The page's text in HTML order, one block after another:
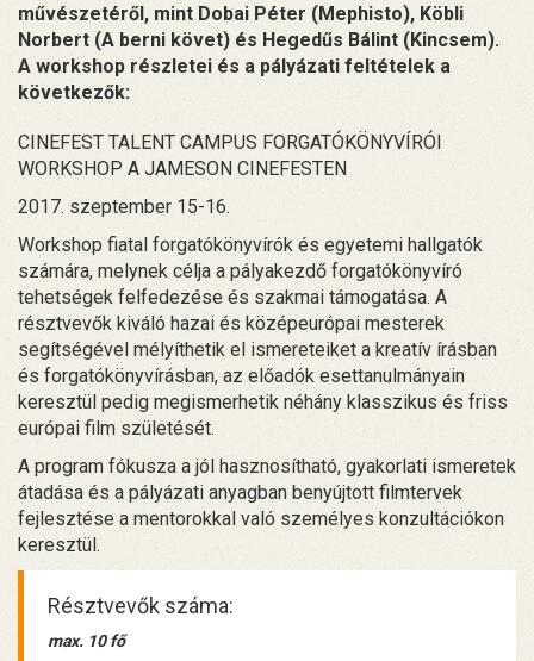
művészetéről, mint Dobai Péter (Mephisto), Köbli
Norbert (A berni követ) és Hegedűs Bálint (Kincsem).
A workshop részletei és a pályázati feltételek a
következők:
CINEFEST TALENT CAMPUS FORGATÓKÖNYVÍRÓI
WORKSHOP A JAMESON CINEFESTEN
2017. szeptember 15-16.
Workshop fiatal forgatókönyvírók és egyetemi hallgatók
számára, melynek célja a pályakezdő forgatókönyvíró
tehetségek felfedezése és szakmai támogatása. A
résztvevők kiváló hazai és középeurópai mesterek
segítségével mélyíthetik el ismereteiket a kreatív írásban
és forgatókönyvírásban, az előadók esettanulmányain
keresztül pedig megismerhetik néhány klasszikus és friss
európai film születését.
A program fókusza a jól hasznosítható, gyakorlati ismeretek
átadása és a pályázati anyagban benyújtott filmtervek
fejlesztése a mentorokkal való személyes konzultációkon
keresztül.
Résztvevők száma:
max. 10 fő